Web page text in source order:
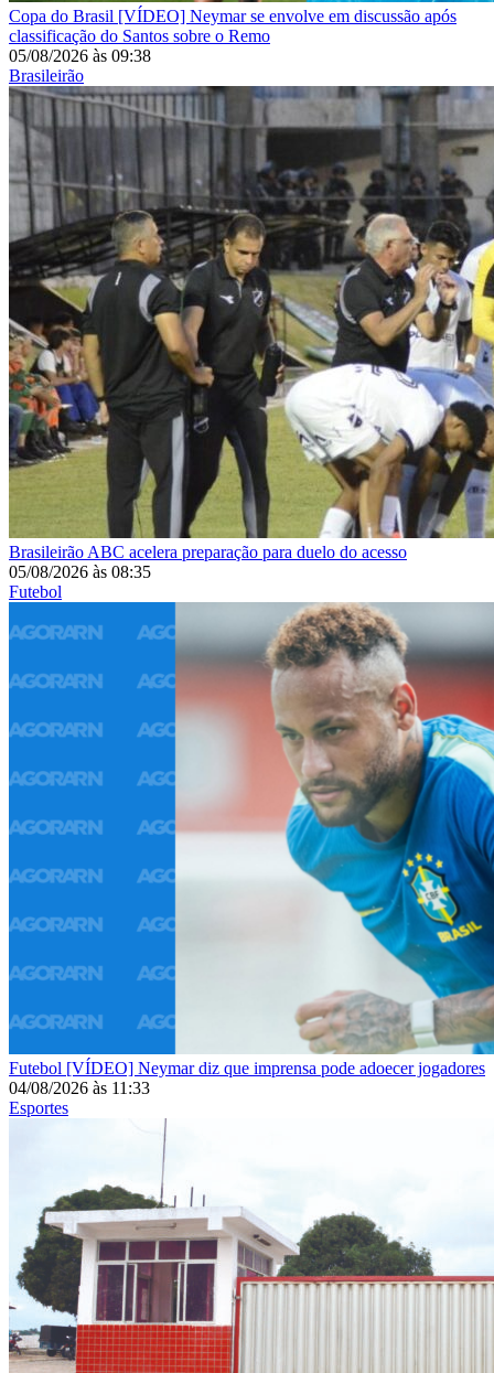
Copa do Brasil [VÍDEO] Neymar se envolve em discussão após
classificação do Santos sobre o Remo
05/08/2026 às 09:38
Brasileirão
Brasileirão ABC acelera preparação para duelo do acesso
05/08/2026 às 08:35
Futebol
Futebol [VÍDEO] Neymar diz que imprensa pode adoecer jogadores
04/08/2026 às 11:33
Esportes